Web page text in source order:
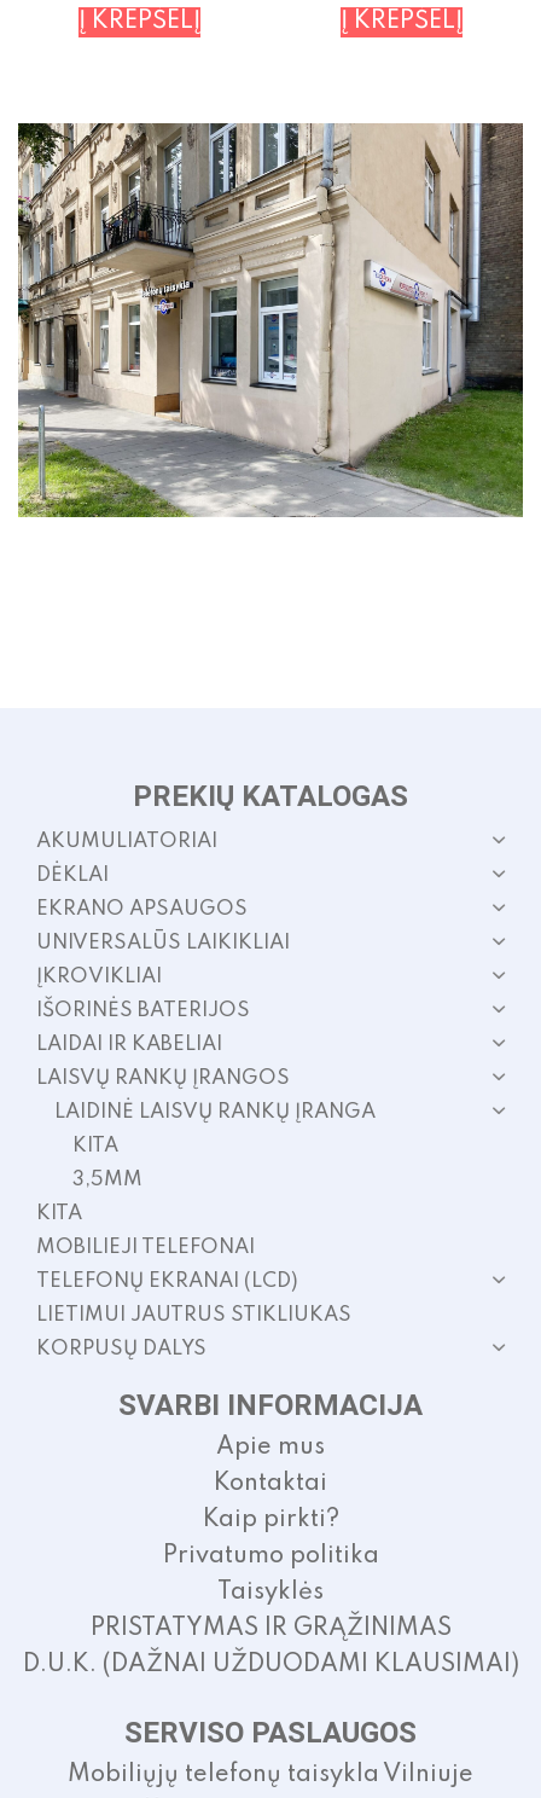
Į KREPŠELĮ Į KREPŠELĮ
PREKIŲ KATALOGAS
AKUMULIATORIAI
DĖKLAI
EKRANO APSAUGOS
UNIVERSALŪS LAIKIKLIAI
ĮKROVIKLIAI
IŠORINĖS BATERIJOS
LAIDAI IR KABELIAI
LAISVŲ RANKŲ ĮRANGOS
LAIDINĖ LAISVŲ RANKŲ ĮRANGA
KITA
3,5MM
KITA
MOBILIEJI TELEFONAI
TELEFONŲ EKRANAI (LCD)
LIETIMUI JAUTRUS STIKLIUKAS
KORPUSŲ DALYS
SVARBI INFORMACIJA
Apie mus
Kontaktai
Kaip pirkti?
Privatumo politika
Taisyklės
PRISTATYMAS IR GRĄŽINIMAS
D.U.K. (DAŽNAI UŽDUODAMI KLAUSIMAI)
SERVISO PASLAUGOS
Mobiliųjų telefonų taisykla Vilniuje